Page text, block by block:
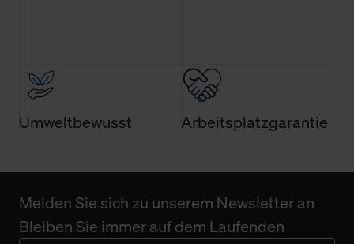
Umweltbewusst Arbeitsplatzgarantie
Melden Sie sich zu unserem Newsletter an
Bleiben Sie immer auf dem Laufenden